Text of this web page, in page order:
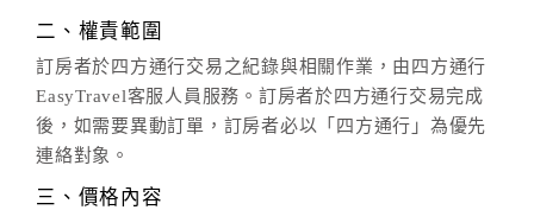
二、權責範圍
訂房者於四方通行交易之紀錄與相關作業，由四方通行
EasyTravel客服人員服務。訂房者於四方通行交易完成
後，如需要異動訂單，訂房者必以「四方通行」為優先
連絡對象。
三、價格內容